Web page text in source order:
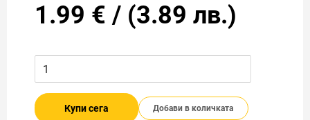
1.99 € / (3.89 лв.)
Купи сега Добави в количката